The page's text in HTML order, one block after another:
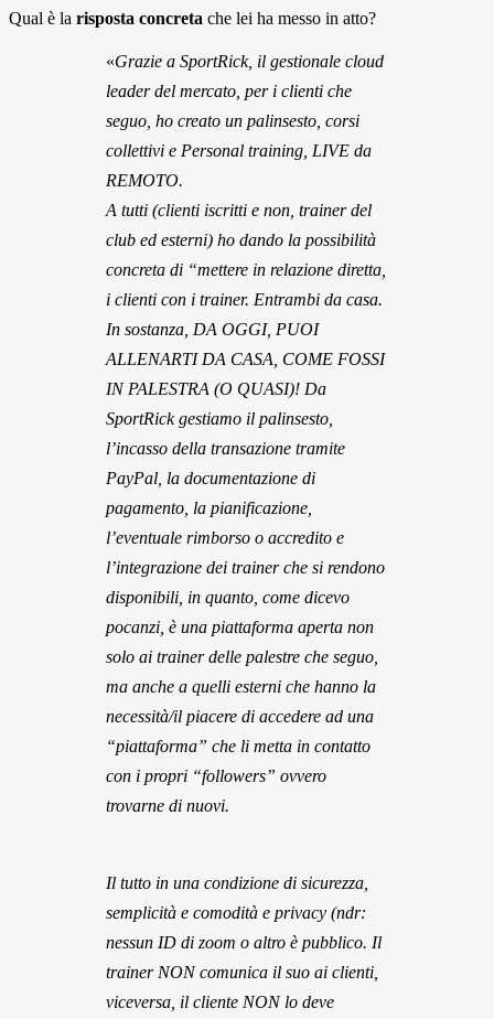
Qual è la risposta concreta che lei ha messo in atto?
«Grazie a SportRick, il gestionale cloud
leader del mercato, per i clienti che
seguo, ho creato un palinsesto, corsi
collettivi e Personal training, LIVE da
REMOTO.
A tutti (clienti iscritti e non, trainer del
club ed esterni) ho dando la possibilità
concreta di “mettere in relazione diretta,
i clienti con i trainer. Entrambi da casa.
In sostanza, DA OGGI, PUOI
ALLENARTI DA CASA, COME FOSSI
IN PALESTRA (O QUASI)! Da
SportRick gestiamo il palinsesto,
l’incasso della transazione tramite
PayPal, la documentazione di
pagamento, la pianificazione,
l’eventuale rimborso o accredito e
l’integrazione dei trainer che si rendono
disponibili, in quanto, come dicevo
pocanzi, è una piattaforma aperta non
solo ai trainer delle palestre che seguo,
ma anche a quelli esterni che hanno la
necessità/il piacere di accedere ad una
“piattaforma” che li metta in contatto
con i propri “followers” ovvero
trovarne di nuovi.
Il tutto in una condizione di sicurezza,
semplicità e comodità e privacy (ndr:
nessun ID di zoom o altro è pubblico. Il
trainer NON comunica il suo ai clienti,
viceversa, il cliente NON lo deve